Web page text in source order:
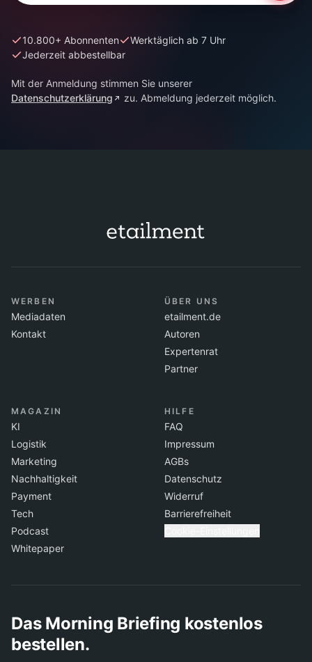
10.800+ Abonnenten
Werktäglich ab 7 Uhr
Jederzeit abbestellbar
Mit der Anmeldung stimmen Sie unserer
Datenschutzerklärung
zu. Abmeldung jederzeit möglich.
WERBEN
Mediadaten
Kontakt
ÜBER UNS
etailment.de
Autoren
Expertenrat
Partner
MAGAZIN
KI
Logistik
Marketing
Nachhaltigkeit
Payment
Tech
Podcast
Whitepaper
HILFE
FAQ
Impressum
AGBs
Datenschutz
Widerruf
Barrierefreiheit
Das Morning Briefing kostenlos
bestellen.